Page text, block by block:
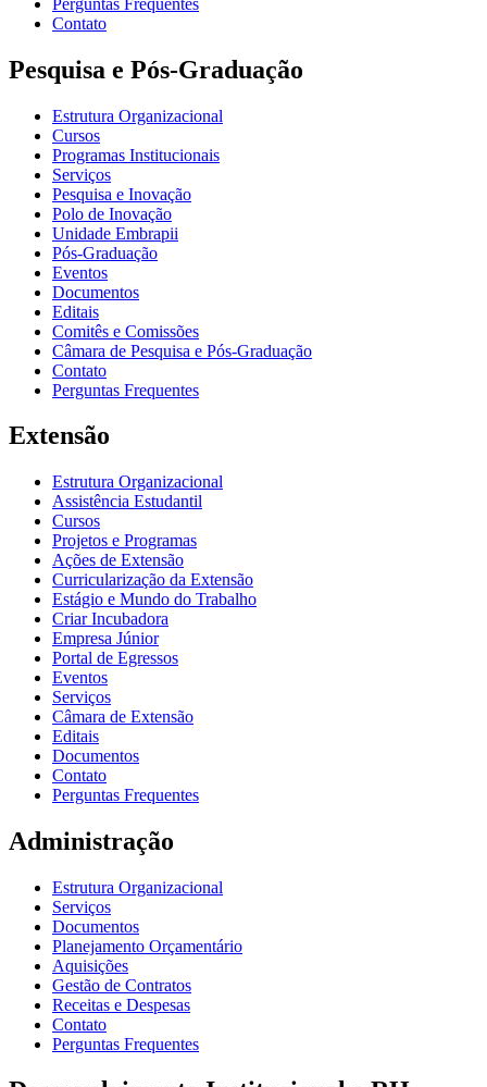
Contato
Pesquisa e Pós-Graduação
Estrutura Organizacional
Cursos
Programas Institucionais
Serviços
Pesquisa e Inovação
Polo de Inovação
Unidade Embrapii
Pós-Graduação
Eventos
Documentos
Editais
Comitês e Comissões
Câmara de Pesquisa e Pós-Graduação
Contato
Perguntas Frequentes
Extensão
Estrutura Organizacional
Assistência Estudantil
Cursos
Projetos e Programas
Ações de Extensão
Curricularização da Extensão
Estágio e Mundo do Trabalho
Criar Incubadora
Empresa Júnior
Portal de Egressos
Eventos
Serviços
Câmara de Extensão
Editais
Documentos
Contato
Perguntas Frequentes
Administração
Estrutura Organizacional
Serviços
Documentos
Planejamento Orçamentário
Aquisições
Gestão de Contratos
Receitas e Despesas
Contato
Perguntas Frequentes